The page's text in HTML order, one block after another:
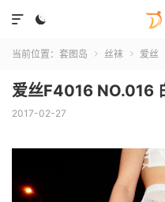


当前位置： 套图岛  丝袜  爱丝
爱丝F4016 NO.016
2017-02-27